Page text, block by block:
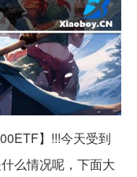
】!!!今天受到
么情况呢，下面大